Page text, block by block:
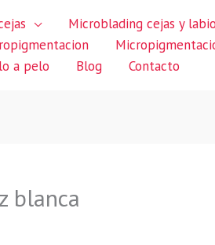
Microblading cejas y
a pelo Blog Contacto
blanca